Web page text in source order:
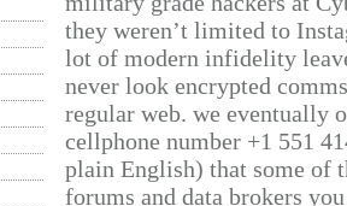
they weren’t limited to
lot of modern infidelity
never look encrypted
regular web. we eventually
cellphone number +1 551
plain English) that some of
forums and data brokers